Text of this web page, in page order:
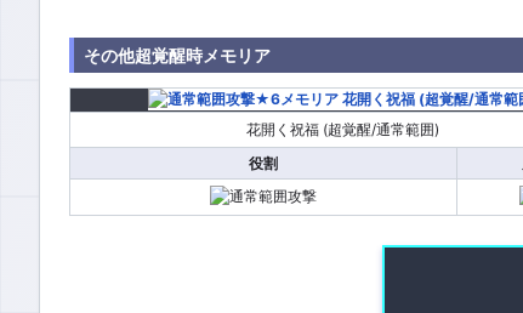
その他超覚醒時メモリア
花開く祝福 (超覚醒/通常範囲)
役割